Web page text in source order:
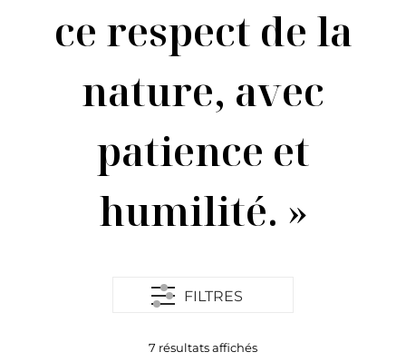
ce respect de la
nature, avec
patience et
humilité. »
FILTRES
7 résultats affichés